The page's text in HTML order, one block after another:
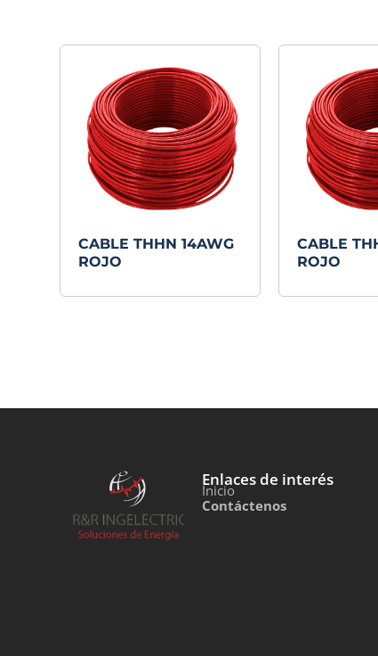
CABLE THHN 14AWG
ROJO
CABLE
ROJO
Enlaces de interés
Inicio
Contáctenos